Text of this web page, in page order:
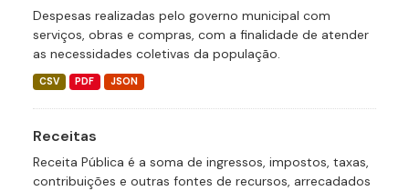
Despesas realizadas pelo governo municipal com
serviços, obras e compras, com a finalidade de atender
as necessidades coletivas da população.
CSV PDF JSON
Receitas
Receita Pública é a soma de ingressos, impostos, taxas,
contribuições e outras fontes de recursos, arrecadados